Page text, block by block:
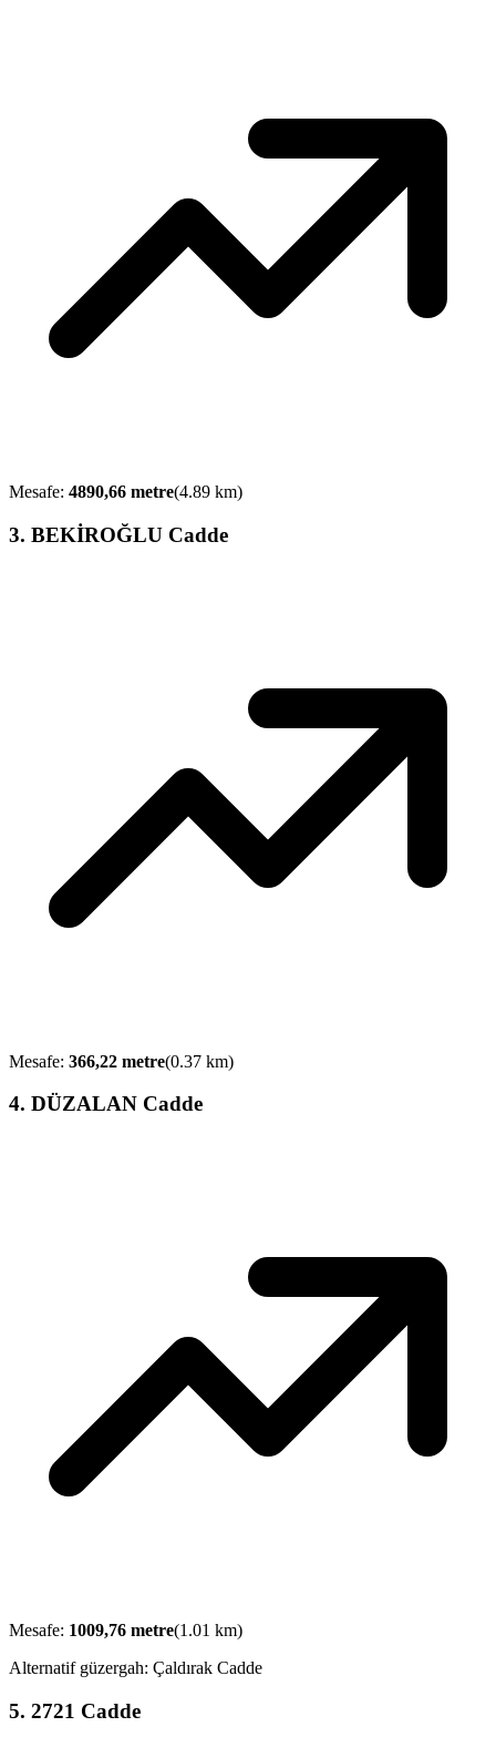
Mesafe: 4890,66 metre(4.89 km)
3. BEKİROĞLU Cadde
Mesafe: 366,22 metre(0.37 km)
4. DÜZALAN Cadde
Mesafe: 1009,76 metre(1.01 km)
Alternatif güzergah: Çaldırak Cadde
5. 2721 Cadde